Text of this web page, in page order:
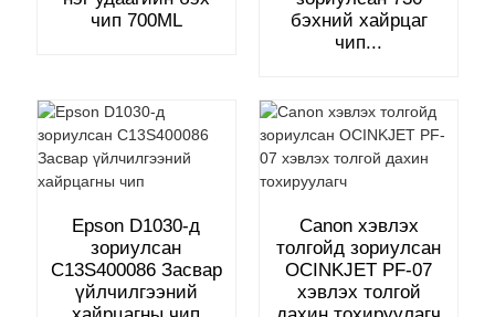
чип 700ML
бэхний хайрцаг
чип...
Epson D1030-д
зориулсан
C13S400086 Засвар
үйлчилгээний
Canon хэвлэх
толгойд зориулсан
OCINKJET PF-07
хэвлэх толгой